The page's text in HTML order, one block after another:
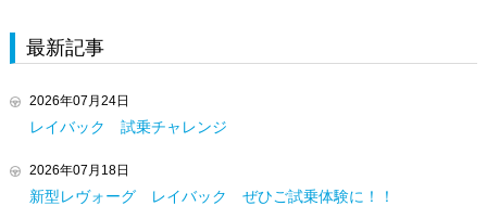
最新記事
2026年07月24日
レイバック 試乗チャレンジ
2026年07月18日
新型レヴォーグ レイバック ぜひご試乗体験に！！